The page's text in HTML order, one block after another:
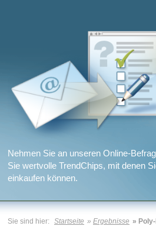
Nehmen Sie an unseren Online-
Sie wertvolle TrendChips, mit denen
einkaufen können.
Sie sind hier: Startseite » Ergebnisse »